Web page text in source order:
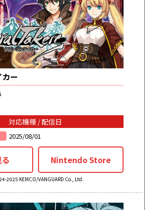
ー
対応機種 / 配信日
2025/08/01
Nintendo Store
2025 KEMCO/VANGUARD Co., Ltd.